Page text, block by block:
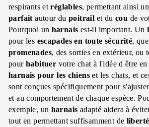
respirants etréglables, permettant ainsi un
parfait autour dupoitrail et du cou de
Pourquoi un harnais est-il important. Un
pour les escapades en toute sécurité,
promenades, des sorties en extérieur, ou
pour habituer votre chat à l'idée d être
harnais pour les chiens et les chats, et
sont conçues spécifiquement pour
et au comportement de chaque espèce.
exemple, un harnais adapté aidera à
tout en permettant suffisamment de